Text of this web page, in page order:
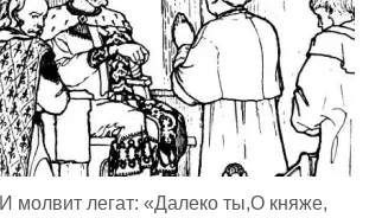
И молвит легат: «Далеко ты,О княже,